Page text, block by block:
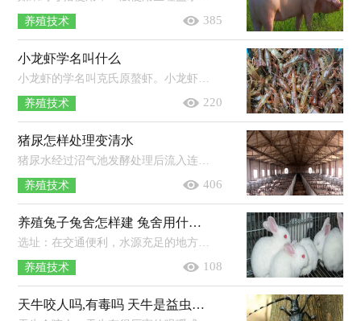
养殖技术 385
小龙虾学名叫什么
养殖技术 220
猪尿怎样处理变清水
养殖技术 406
养殖兔子兔舍怎样建 兔舍用什么消毒好
养殖技术 108
天牛咬人吗,有毒吗 天牛是益虫还是害虫